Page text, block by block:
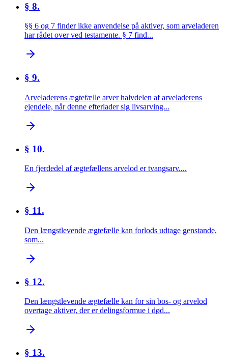
§ 8.
§§ 6 og 7 finder ikke anvendelse på aktiver, som arveladeren
har rådet over ved testamente. § 7 find...
§ 9.
Arveladerens ægtefælle arver halvdelen af arveladerens
ejendele, når denne efterlader sig livsarving...
§ 10.
En fjerdedel af ægtefællens arvelod er tvangsarv....
§ 11.
Den længstlevende ægtefælle kan forlods udtage genstande,
som...
§ 12.
Den længstlevende ægtefælle kan for sin bos- og arvelod
overtage aktiver, der er delingsformue i død...
§ 13.